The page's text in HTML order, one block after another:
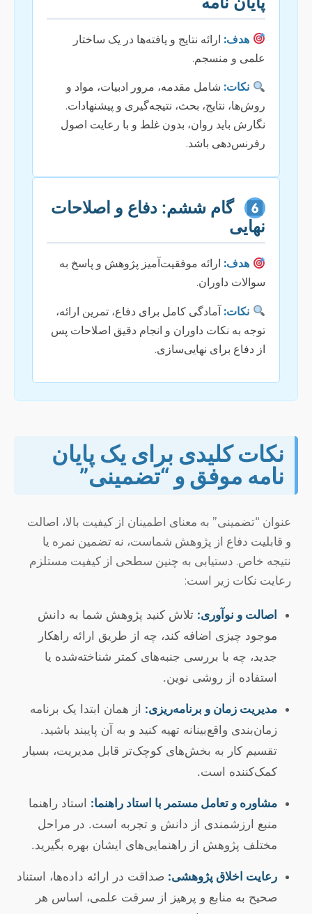
هدف: ارائه نتایج و یافته‌ها در یک ساختار
علمی و منسجم.
نکات: شامل مقدمه، مرور ادبیات، مواد و
روش‌ها، نتایج، بحث، نتیجه‌گیری و پیشنهادات.
نگارش باید روان، بدون غلط و با رعایت اصول
رفرنس‌دهی باشد.
گام ششم: دفاع و اصلاحات
نهایی
هدف: ارائه موفقیت‌آمیز پژوهش و پاسخ به
سوالات داوران.
نکات: آمادگی کامل برای دفاع، تمرین ارائه،
توجه به نکات داوران و انجام دقیق اصلاحات پس
از دفاع برای نهایی‌سازی.
نکات کلیدی برای یک پایان
نامه موفق و “تضمینی”
عنوان “تضمینی” به معنای اطمینان از کیفیت بالا، اصالت
و قابلیت دفاع از پژوهش شماست، نه تضمین نمره یا
نتیجه خاص. دستیابی به چنین سطحی از کیفیت مستلزم
رعایت نکات زیر است:
اصالت و نوآوری: تلاش کنید پژوهش شما به دانش
موجود چیزی اضافه کند، چه از طریق ارائه راهکار
جدید، چه با بررسی جنبه‌های کمتر شناخته‌شده یا
استفاده از روشی نوین.
مدیریت زمان و برنامه‌ریزی: از همان ابتدا یک برنامه
زمان‌بندی واقع‌بینانه تهیه کنید و به آن پایبند باشید.
تقسیم کار به بخش‌های کوچک‌تر قابل مدیریت، بسیار
کمک‌کننده است.
مشاوره و تعامل مستمر با استاد راهنما: استاد راهنما
منبع ارزشمندی از دانش و تجربه است. در مراحل
مختلف پژوهش از راهنمایی‌های ایشان بهره بگیرید.
رعایت اخلاق پژوهشی: صداقت در ارائه داده‌ها، استناد
صحیح به منابع و پرهیز از سرقت علمی، اساس هر